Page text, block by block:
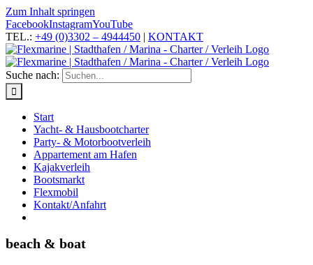
Zum Inhalt springen
FacebookInstagramYouTube
TEL.: +49 (0)3302 – 4944450 | KONTAKT
Suche nach:
Start
Yacht- & Hausbootcharter
Party- & Motorbootverleih
Appartement am Hafen
Kajakverleih
Bootsmarkt
Flexmobil
Kontakt/Anfahrt
beach & boat